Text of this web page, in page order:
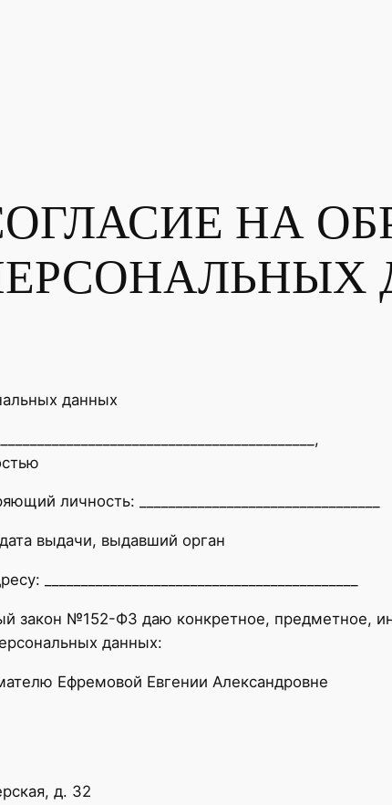
НА
данных
личность: _________________________________
выдачи, выдавший орган
___________________________________________
закон №152-ФЗ даю конкретное, предметное,
данных:
Ефремовой Евгении Александровне
д. 32